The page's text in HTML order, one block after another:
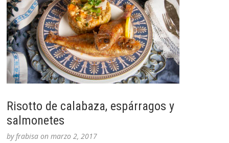
Risotto de calabaza, espárragos y
salmonetes
byfrabisa onmarzo 2, 2017